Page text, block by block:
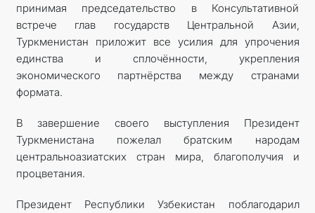
принимая председательство в Консультативной
встрече глав государств Центральной Азии,
Туркменистан приложит все усилия для упрочения
единства и сплочённости, укрепления
экономического партнёрства между странами
формата.
В завершение своего выступления Президент
Туркменистана пожелал братским народам
центральноазиатских стран мира, благополучия и
процветания.
Президент Республики Узбекистан поблагодарил